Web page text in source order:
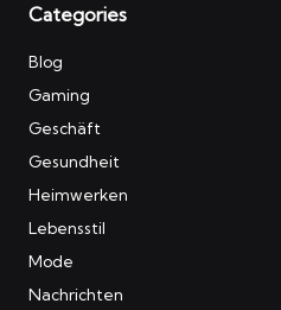
Categories
Blog
Gaming
Geschäft
Gesundheit
Heimwerken
Lebensstil
Mode
Nachrichten